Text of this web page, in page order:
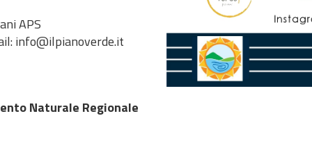
APS
info@ilpianoverde.it
Naturale Regionale